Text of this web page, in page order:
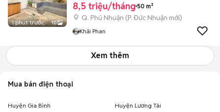
1 phút trước 10
8,5 triệu/tháng 50 m²
Q. Phú Nhuận (P. Đức Nhuận mới)
Khải Phan
Xem thêm
Mua bán điện thoại
Huyện Gia Bình Huyện Lương Tài